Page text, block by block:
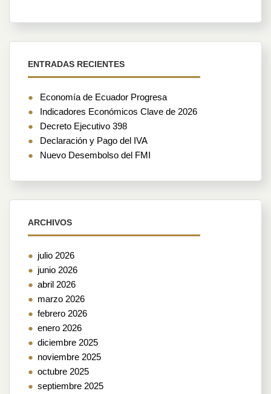
ENTRADAS RECIENTES
Economía de Ecuador Progresa
Indicadores Económicos Clave de 2026
Decreto Ejecutivo 398
Declaración y Pago del IVA
Nuevo Desembolso del FMI
ARCHIVOS
julio 2026
junio 2026
abril 2026
marzo 2026
febrero 2026
enero 2026
diciembre 2025
noviembre 2025
octubre 2025
septiembre 2025